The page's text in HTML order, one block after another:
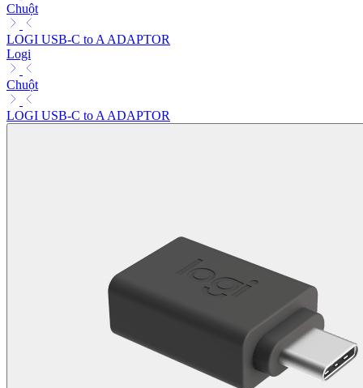
Chuột
LOGI USB-C to A ADAPTOR
Logi
Chuột
LOGI USB-C to A ADAPTOR